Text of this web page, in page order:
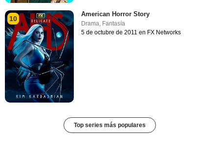
10
American Horror Story
Drama Fantasía
5 de octubre de 2011 en FX Networks
Top series más populares